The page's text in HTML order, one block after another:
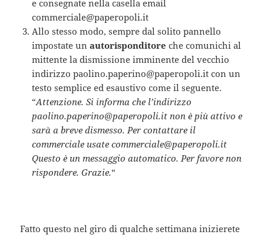
e consegnate nella casella email
commerciale@paperopoli.it
Allo stesso modo, sempre dal solito pannello
impostate unautorisponditore che comunichi al
mittente la dismissione imminente del vecchio
indirizzo paolino.paperino@paperopoli.it con un
testo semplice ed esaustivo come il seguente.
“Attenzione. Si informa che l’indirizzo
paolino.paperino@paperopoli.it non è più attivo e
sarà a breve dismesso. Per contattare il
commerciale usate commerciale@paperopoli.it
Questo è un messaggio automatico. Per favore non
rispondere. Grazie.“
Fatto questo nel giro di qualche settimana inizierete